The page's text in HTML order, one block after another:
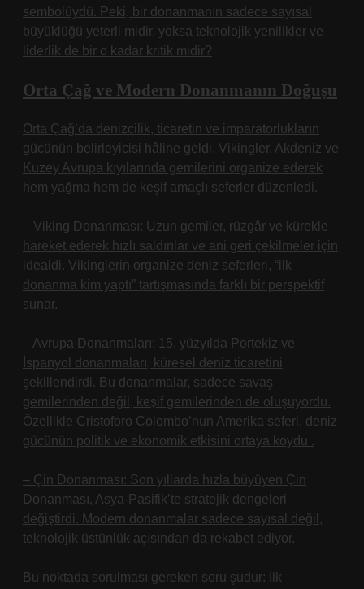
sembolüydü. Peki, bir donanmanın sadece sayısal
büyüklüğü yeterli midir, yoksa teknolojik yenilikler ve
liderlik de bir o kadar kritik midir?
Orta Çağ ve Modern Donanmanın Doğuşu
Orta Çağ’da denizcilik, ticaretin ve imparatorlukların
gücünün belirleyicisi hâline geldi. Vikingler, Akdeniz ve
Kuzey Avrupa kıyılarında gemilerini organize ederek
hem yağma hem de keşif amaçlı seferler düzenledi.
– Viking Donanması: Uzun gemiler, rüzgâr ve kürekle
hareket ederek hızlı saldırılar ve ani geri çekilmeler için
idealdi. Vikinglerin organize deniz seferleri, “ilk
donanma kim yaptı” tartışmasında farklı bir perspektif
sunar.
– Avrupa Donanmaları: 15. yüzyılda Portekiz ve
İspanyol donanmaları, küresel deniz ticaretini
şekillendirdi. Bu donanmalar, sadece savaş
gemilerinden değil, keşif gemilerinden de oluşuyordu.
Özellikle Cristoforo Colombo’nun Amerika seferi, deniz
gücünün politik ve ekonomik etkisini ortaya koydu .
– Çin Donanması: Son yıllarda hızla büyüyen Çin
Donanması, Asya-Pasifik’te stratejik dengeleri
değiştirdi. Modern donanmalar sadece sayısal değil,
teknolojik üstünlük açısından da rekabet ediyor.
Bu noktada sorulması gereken soru şudur: İlk